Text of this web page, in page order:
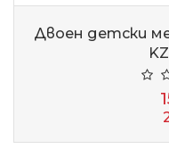
Двоен детски